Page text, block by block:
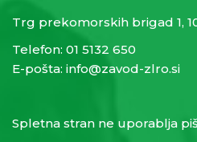
Trg prekomorskih brigad 1,
Telefon: 01 5132 650
E-pošta: info@zavod-zlro.si
Spletna stran ne uporablja